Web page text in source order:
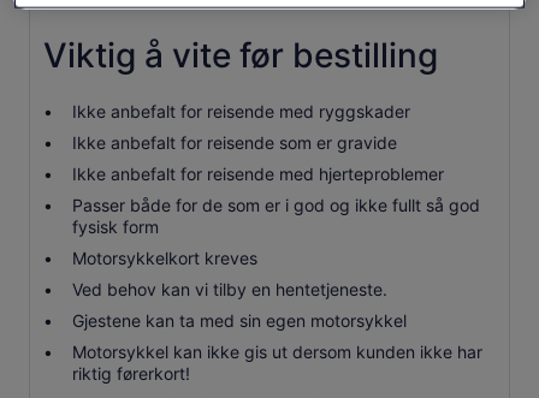
Viktig å vite før bestilling
Ikke anbefalt for reisende med ryggskader
Ikke anbefalt for reisende som er gravide
Ikke anbefalt for reisende med hjerteproblemer
Passer både for de som er i god og ikke fullt så god
fysisk form
Motorsykkelkort kreves
Ved behov kan vi tilby en hentetjeneste.
Gjestene kan ta med sin egen motorsykkel
Motorsykkel kan ikke gis ut dersom kunden ikke har
riktig førerkort!